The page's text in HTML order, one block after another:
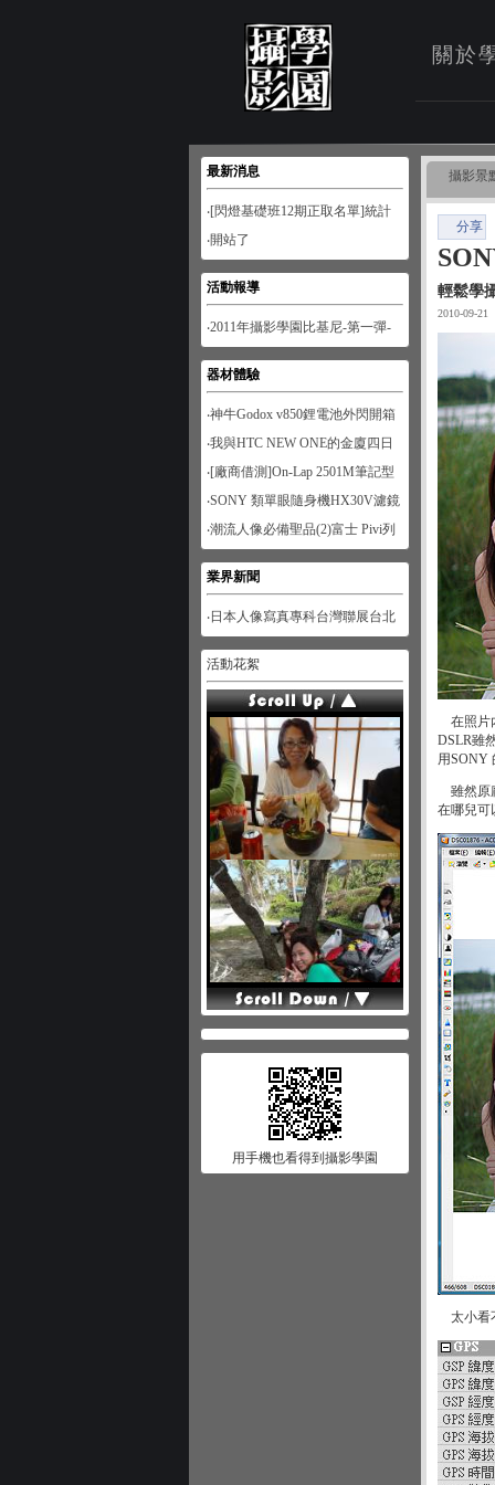
關於
最新消息
‧[閃燈基礎班12期正取名單]統計
至1月28日
‧開站了
活動報導
‧2011年攝影學園比基尼-第一彈-
南寮風情
器材體驗
‧神牛Godox v850鋰電池外閃開箱
‧我與HTC NEW ONE的金廈四日
遊
‧[廠商借測]On-Lap 2501M筆記型
螢幕開箱試用
‧SONY 類單眼隨身機HX30V濾鏡
功能體驗-人像篇
‧潮流人像必備聖品(2)富士 Pivi列
印機
業界新聞
‧日本人像寫真專科台灣聯展台北
展
活動花絮
用手機也看得到攝影學園
攝影景
分享
輕鬆學
2010-09-21
在照片
DSLR雖
用SONY
雖然原
在哪兒可
太小看